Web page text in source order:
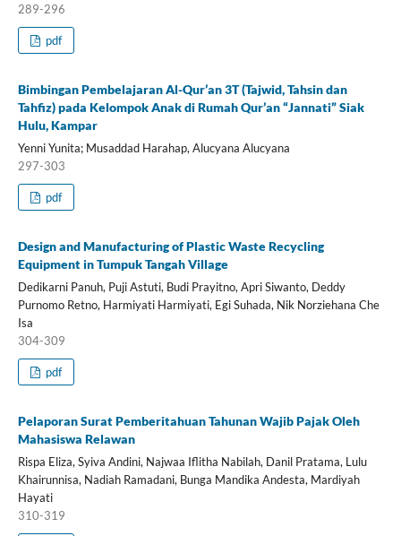
289-296
pdf
Bimbingan Pembelajaran Al-Qur’an 3T (Tajwid, Tahsin dan
Tahfiz) pada Kelompok Anak di Rumah Qur’an “Jannati” Siak
Hulu, Kampar
Yenni Yunita; Musaddad Harahap, Alucyana Alucyana
297-303
pdf
Design and Manufacturing of Plastic Waste Recycling
Equipment in Tumpuk Tangah Village
Dedikarni Panuh, Puji Astuti, Budi Prayitno, Apri Siwanto, Deddy
Purnomo Retno, Harmiyati Harmiyati, Egi Suhada, Nik Norziehana Che
Isa
304-309
pdf
Pelaporan Surat Pemberitahuan Tahunan Wajib Pajak Oleh
Mahasiswa Relawan
Rispa Eliza, Syiva Andini, Najwaa Iflitha Nabilah, Danil Pratama, Lulu
Khairunnisa, Nadiah Ramadani, Bunga Mandika Andesta, Mardiyah
Hayati
310-319